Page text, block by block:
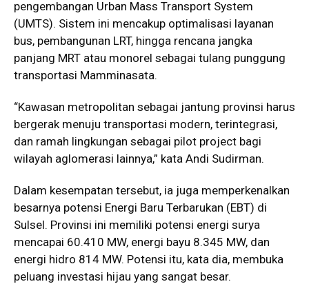
pengembangan Urban Mass Transport System
(UMTS). Sistem ini mencakup optimalisasi layanan
bus, pembangunan LRT, hingga rencana jangka
panjang MRT atau monorel sebagai tulang punggung
transportasi Mamminasata.
“Kawasan metropolitan sebagai jantung provinsi harus
bergerak menuju transportasi modern, terintegrasi,
dan ramah lingkungan sebagai pilot project bagi
wilayah aglomerasi lainnya,” kata Andi Sudirman.
Dalam kesempatan tersebut, ia juga memperkenalkan
besarnya potensi Energi Baru Terbarukan (EBT) di
Sulsel. Provinsi ini memiliki potensi energi surya
mencapai 60.410 MW, energi bayu 8.345 MW, dan
energi hidro 814 MW. Potensi itu, kata dia, membuka
peluang investasi hijau yang sangat besar.